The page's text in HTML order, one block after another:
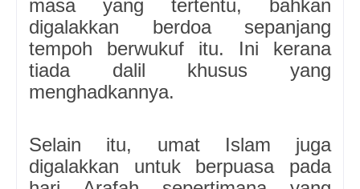
masa yang tertentu, bahkan
digalakkan berdoa sepanjang
tempoh berwukuf itu. Ini kerana
tiada dalil khusus yang
menghadkannya.
Selain itu, umat Islam juga
digalakkan untuk berpuasa pada